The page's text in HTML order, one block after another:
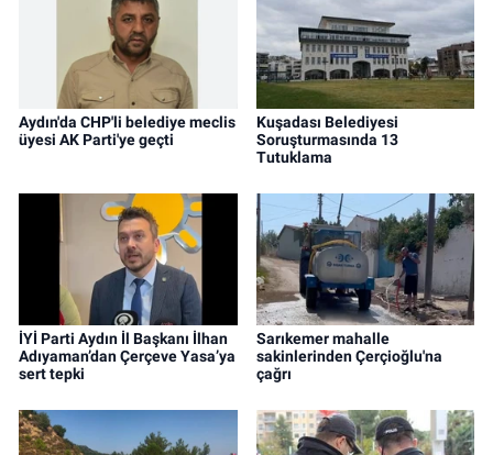
Aydın'da CHP'li belediye meclis
üyesi AK Parti'ye geçti
Kuşadası Belediyesi
Soruşturmasında 13
Tutuklama
İYİ Parti Aydın İl Başkanı İlhan
Adıyaman’dan Çerçeve Yasa’ya
sert tepki
Sarıkemer mahalle
sakinlerinden Çerçioğlu'na
çağrı